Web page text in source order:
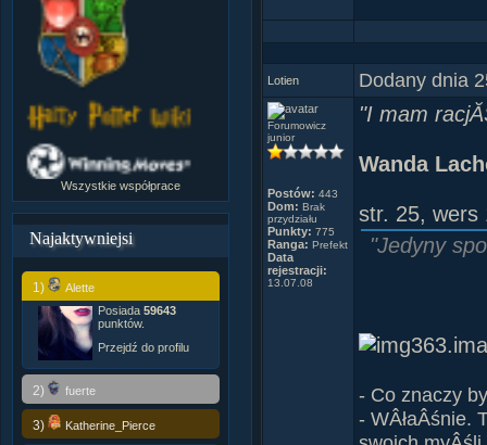
Wszystkie współprace
Najaktywniejsi
1)
Alette
Posiada 59643
punktów.
Przejdź do profilu
2) fuerte
3) Katherine_Pierce
Ciemny loch
TrochĂŞ krwi
W oddali
Lotien Dodany dnia
Forumowicz
junior
Postów: 443
Dom: Brak
przydziału
Punkty: 775
Ranga: Prefekt
Data
rejestracji:
13.07.08
"I mam
Wanda
str. 25, wers
"Jedyny
- Co znaczy
- WÂłaÂśnie.